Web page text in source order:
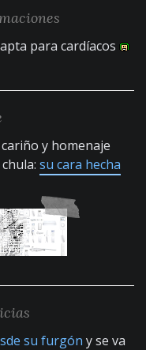
para cardíacos
y homenaje
su cara hecha
su furgón y se va